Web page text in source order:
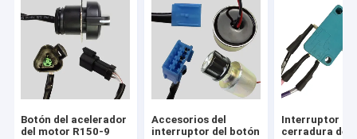
Botón del acelerador
del motor R150-9
Accesorios del
interruptor del botón
Interruptor de
cerradura de